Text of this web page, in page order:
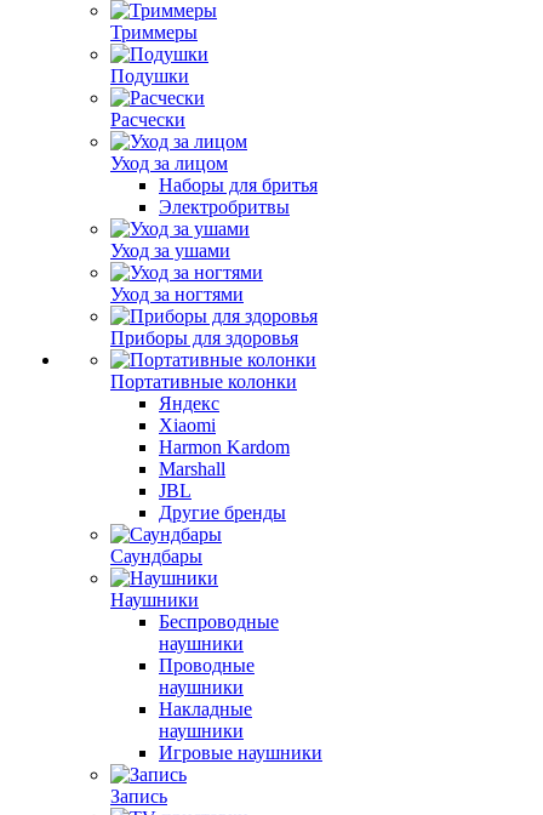
Триммеры
Подушки
Расчески
Уход за лицом
Наборы для бритья
Электробритвы
Уход за ушами
Уход за ногтями
Приборы для здоровья
Портативные колонки
Яндекс
Xiaomi
Harmon Kardom
Marshall
JBL
Другие бренды
Саундбары
Наушники
Беспроводные
наушники
Проводные
наушники
Накладные
наушники
Игровые наушники
Запись